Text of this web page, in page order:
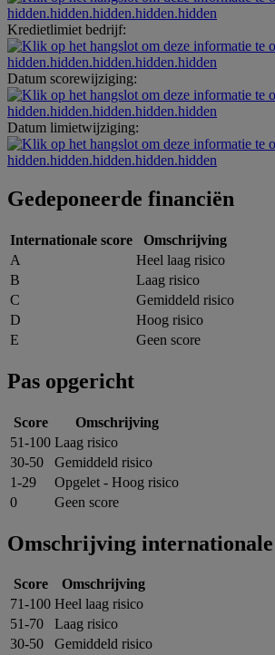
hidden.hidden.hidden.hidden.hidden
Kredietlimiet bedrijf:
hidden.hidden.hidden.hidden.hidden
Datum scorewijziging:
hidden.hidden.hidden.hidden.hidden
Datum limietwijziging:
hidden.hidden.hidden.hidden.hidden
Gedeponeerde financiën
Internationale score
Omschrijving
A
Heel laag risico
B
Laag risico
C
Gemiddeld risico
D
Hoog risico
E
Geen score
Pas opgericht
Score
Omschrijving
51-100 Laag risico
30-50
Gemiddeld risico
1-29
Opgelet - Hoog risico
0
Geen score
Omschrijving internationale
Score
Omschrijving
71-100 Heel laag risico
51-70
Laag risico
30-50
Gemiddeld risico